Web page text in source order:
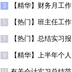
总结7篇
3 【精华】财务月工作
总结3篇
5 【热门】班主任工作
总结模板汇总7篇
7 【热门】总结实习报
告范文汇总七篇
9 【精华】上半年个人
工作总结范文5篇